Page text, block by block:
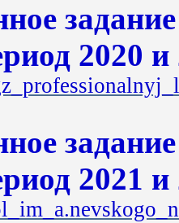
2020 и
2021 и